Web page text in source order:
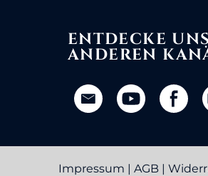
ENTDECKE
ANDEREN
Impressum | AGB|